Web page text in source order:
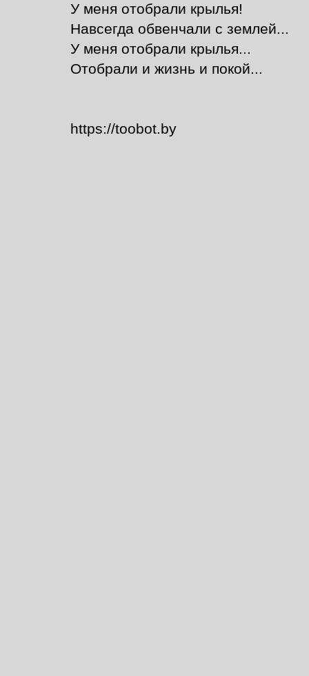
У меня отобрали крылья!
Навсегда обвенчали с землей...
У меня отобрали крылья...
Отобрали и жизнь и покой...
https://toobot.by